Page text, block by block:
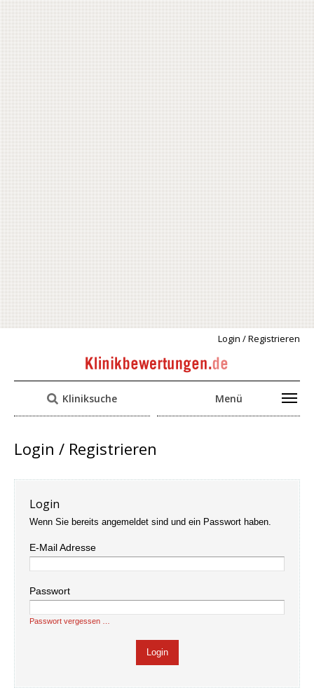
Login / Registrieren
Kliniksuche Menü
Login / Registrieren
Login
Wenn Sie bereits angemeldet sind und ein Passwort haben.
E-Mail Adresse
Passwort
Passwort vergessen …